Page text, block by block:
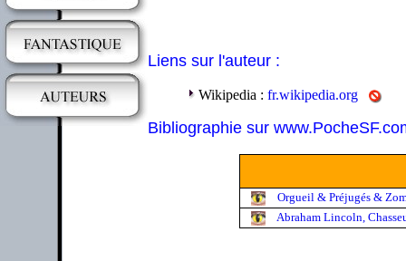
Liens sur l'auteur :
Wikipedia : fr.wikipedia.org
Bibliographie sur
Orgueil & Préjugés &
Abraham Lincoln,